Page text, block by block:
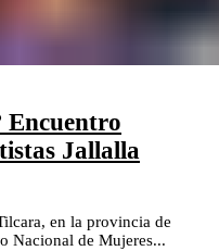
Encuentro
Jallalla
en la provincia de
Nacional de Mujeres...